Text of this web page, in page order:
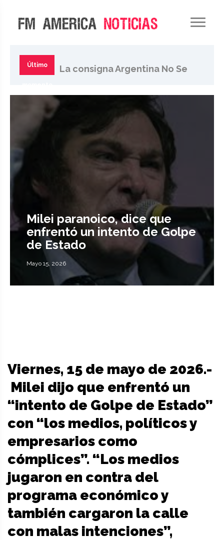
Último
La consigna Argentina No Se
sociedad
Gobierno, movilizan al
Milei paranoico, dice que
enfrentó un intento de Golpe
de Estado
Mayo 15, 2026
Viernes, 15 de mayo de 2026.-
Milei dijo que enfrentó un
“intento de Golpe de Estado”
con “los medios, políticos y
empresarios como
cómplices”. “Los medios
jugaron en contra del
programa económico y
también cargaron la calle
con malas intenciones”,